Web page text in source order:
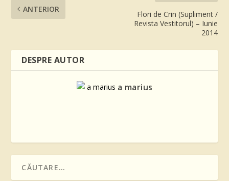
ANTERIOR
Flori de Crin (Supliment /
Revista Vestitorul) – Iunie
2014
DESPRE AUTOR
a marius